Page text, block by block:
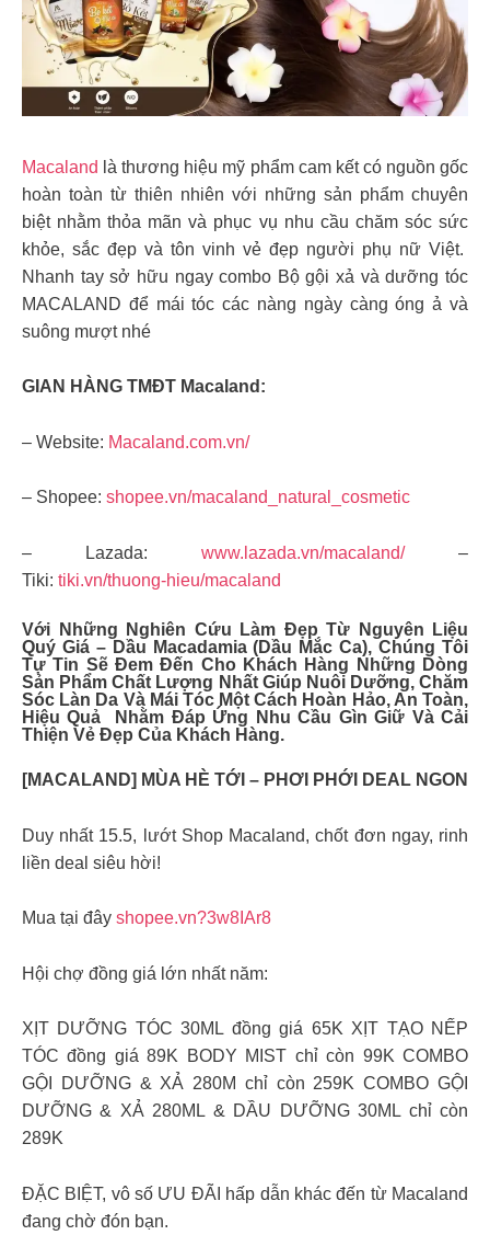
Macaland là thương hiệu mỹ phẩm cam kết có nguồn gốc
hoàn toàn từ thiên nhiên với những sản phẩm chuyên
biệt nhằm thỏa mãn và phục vụ nhu cầu chăm sóc sức
khỏe, sắc đẹp và tôn vinh vẻ đẹp người phụ nữ Việt.
Nhanh tay sở hữu ngay combo Bộ gội xả và dưỡng tóc
MACALAND để mái tóc các nàng ngày càng óng ả và
suông mượt nhé
GIAN HÀNG TMĐT Macaland:
– Website: Macaland.com.vn/
– Shopee: shopee.vn/macaland_natural_cosmetic
– Lazada: www.lazada.vn/macaland/–
Tiki: tiki.vn/thuong-hieu/macaland
Với Những Nghiên Cứu Làm Đẹp Từ Nguyên Liệu
Quý Giá – Dầu Macadamia (dầu Mắc Ca), Chúng Tôi
Tự Tin Sẽ Đem Đến Cho Khách Hàng Những Dòng
Sản Phẩm Chất Lượng Nhất Giúp Nuôi Dưỡng, Chăm
Sóc Làn Da Và Mái Tóc Một Cách Hoàn Hảo, An Toàn,
Hiệu Quả Nhằm Đáp Ứng Nhu Cầu Gìn Giữ Và Cải
Thiện Vẻ Đẹp Của Khách Hàng.
[MACALAND] MÙA HÈ TỚI – PHƠI PHỚI DEAL NGON
Duy nhất 15.5, lướt Shop Macaland, chốt đơn ngay, rinh
liền deal siêu hời!
Mua tại đây shopee.vn?3w8IAr8
Hội chợ đồng giá lớn nhất năm:
XỊT DƯỠNG TÓC 30ML đồng giá 65K XỊT TẠO NẾP
TÓC đồng giá 89K BODY MIST chỉ còn 99K COMBO
GỘI DƯỠNG & XẢ 280M chỉ còn 259K COMBO GỘI
DƯỠNG & XẢ 280ML & DẦU DƯỠNG 30ML chỉ còn
289K
ĐẶC BIỆT, vô số ƯU ĐÃI hấp dẫn khác đến từ Macaland
đang chờ đón bạn.